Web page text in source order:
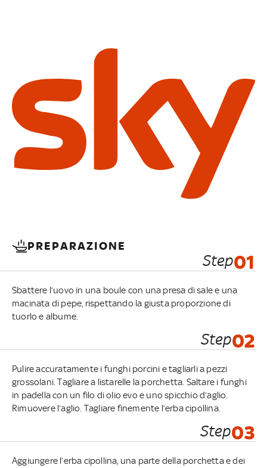
PREPARAZIONE
Step01
Sbattere l’uovo in una boule con una presa di sale e una
macinata di pepe, rispettando la giusta proporzione di
tuorlo e albume.
Step02
Pulire accuratamente i funghi porcini e tagliarli a pezzi
grossolani. Tagliare a listarelle la porchetta. Saltare i funghi
in padella con un filo di olio evo e uno spicchio d’aglio.
Rimuovere l’aglio. Tagliare finemente l’erba cipollina.
Step03
Aggiungere l’erba cipollina, una parte della porchetta e dei